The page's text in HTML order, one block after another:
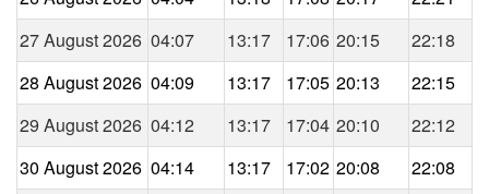
27 August 2026 04:07 13:17 17:06 20:15
22:18
28 August 2026 04:09 13:17 17:05 20:13
22:15
29 August 2026 04:12 13:17 17:04 20:10
22:12
30 August 2026 04:14 13:17 17:02 20:08
22:08